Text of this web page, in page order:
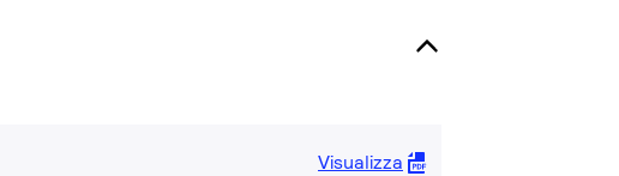
Visualizza